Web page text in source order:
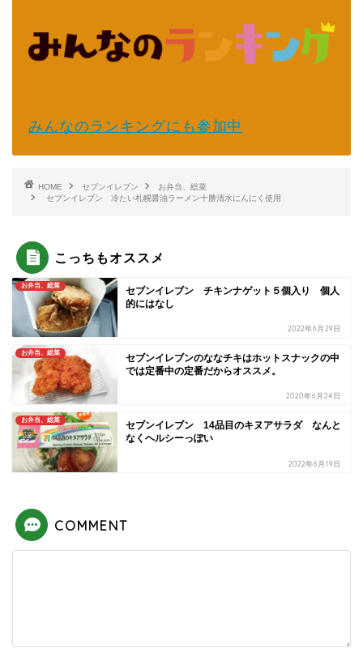
みんなのランキングにも参加中
HOME セブンイレブン
お弁当、総菜
セブンイレブン 冷たい札幌醤油ラーメン十勝清水にんにく使用
こっちもオススメ
お弁当、総菜
セブンイレブン チキンナゲット５個入り 個人
的にはなし
2022年6月29日
お弁当、総菜
セブンイレブンのななチキはホットスナックの中
では定番中の定番だからオススメ。
2020年6月24日
お弁当、総菜
セブンイレブン 14品目のキヌアサラダ なんと
なくヘルシーっぽい
2022年6月19日
COMMENT